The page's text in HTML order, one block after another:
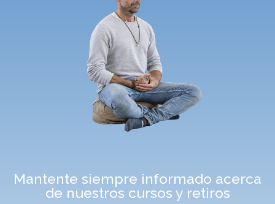
Mantente siempre informado acerca
de nuestros cursos y retiros